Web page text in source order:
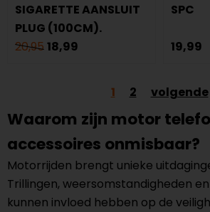
SIGARETTE AANSLUIT
PLUG (100CM).
20,9518,99
SPC
19,99
1 2 volgende
Waarom zijn motor
accessoires onmisbaar?
Motorrijden brengt unieke
Trillingen, weersomstandigheden
kunnen invloed hebben op de